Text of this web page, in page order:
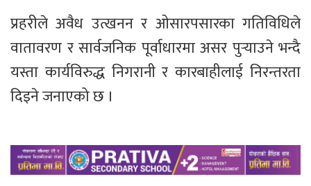
प्रहरीले अवैध उत्खनन र ओसारपसारका गतिविधिले
वातावरण र सार्वजनिक पूर्वाधारमा असर पुर्‍याउने भन्दै
यस्ता कार्यविरुद्ध निगरानी र कारबाहीलाई निरन्तरता
दिइने जनाएको छ ।